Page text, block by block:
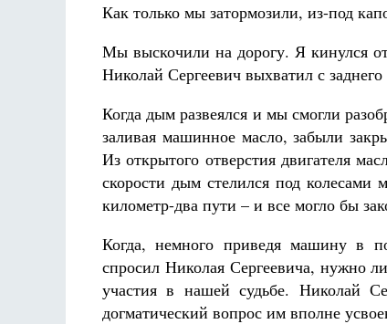
Как только мы затормозили, из-под
Мы выскочили на дорогу. Я кинулся
Николай Сергеевич выхватил с
Когда дым развеялся и мы смогли
заливая машинное масло, забыли
Из открытого отверстия двигателя
скорости дым стелился под
километр-два пути – и все могло бы
Когда, немного приведя машину в
спросил Николая Сергеевича, нужно
участия в нашей судьбе. Николай
догматический вопрос им вполне